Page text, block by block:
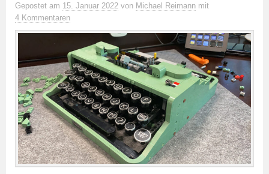
Gepostet am 15. Januar 2022 von Michael Reimann mit
4 Kommentaren